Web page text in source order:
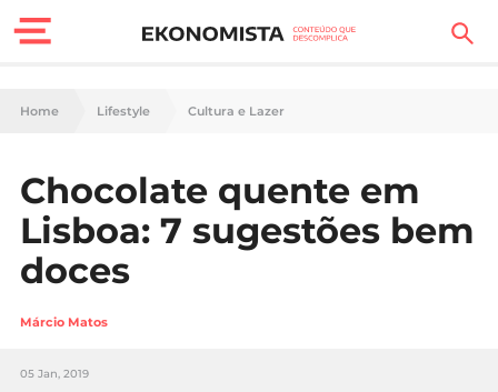
Finanças Pessoais
Carreira
Casa
Lifestyle
Sociedade
Home Lifestyle Cultura e Lazer
Chocolate quente em
Lisboa: 7 sugestões bem
doces
Márcio Matos
05 Jan, 2019